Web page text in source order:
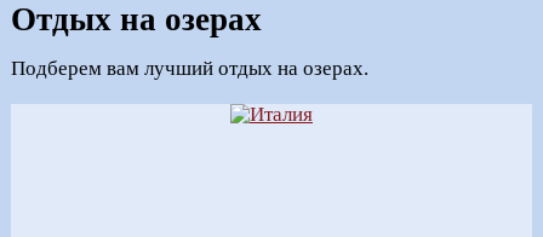
Отдых на озерах
Подберем вам лучший отдых на озерах.